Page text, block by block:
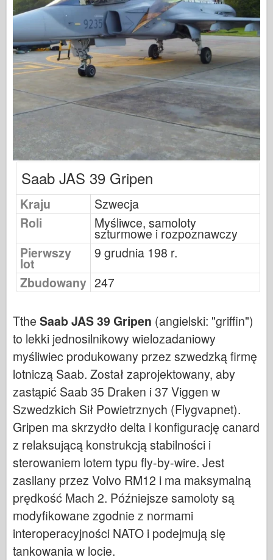
Sygnał eskadry
Tankpower
Ciężarówki & Czołgi
Waffen-Arsenał
Wydawnictwo Militaria
Maquettes
Modele asów
Klub AFV
Airfix
Siły Powietrzne
Czarny pies
Bronco
Cyber-Hobby
Dragon
Eduard
E.T. Model
Drobne formy
Siły Waleczności
Friulmodel
Heller
HobbyBoss ( HobbyBoss )
Modele IBG
Icm
Italeri
Legendy
Saab JAS 39 Gripen
Kraju
Szwecja
Roli
Myśliwce, samoloty
szturmowe i rozpoznawczy
Pierwszy
lot
9 grudnia 198 r.
Zbudowany 247
Tthe Saab JAS 39 Gripen (angielski: "griffin")
to lekki jednosilnikowy wielozadaniowy
myśliwiec produkowany przez szwedzką firmę
lotniczą Saab. Został zaprojektowany, aby
zastąpić Saab 35 Draken i 37 Viggen w
Szwedzkich Sił Powietrznych (Flygvapnet).
Gripen ma skrzydło delta i konfigurację canard
z relaksującą konstrukcją stabilności i
sterowaniem lotem typu fly-by-wire. Jest
zasilany przez Volvo RM12 i ma maksymalną
prędkość Mach 2. Późniejsze samoloty są
modyfikowane zgodnie z normami
interoperacyjności NATO i podejmują się
tankowania w locie.